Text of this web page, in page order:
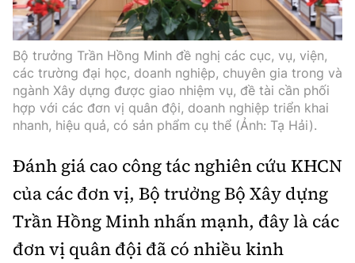
Bộ trưởng Trần Hồng Minh đề nghị các cục, vụ, viện,
các trường đại học, doanh nghiệp, chuyên gia trong và
ngành Xây dựng được giao nhiệm vụ, đề tài cần phối
hợp với các đơn vị quân đội, doanh nghiệp triển khai
nhanh, hiệu quả, có sản phẩm cụ thể (Ảnh: Tạ Hải).
Đánh giá cao công tác nghiên cứu KHCN
của các đơn vị, Bộ trưởng Bộ Xây dựng
Trần Hồng Minh nhấn mạnh, đây là các
đơn vị quân đội đã có nhiều kinh